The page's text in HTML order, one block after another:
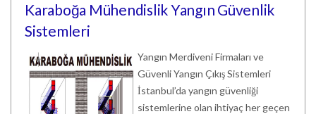
Karaboğa Mühendislik Yangın Güvenlik
Sistemleri
Yangın Merdiveni Firmaları ve
Güvenli Yangın Çıkış Sistemleri
İstanbul’da yangın güvenliği
sistemlerine olan ihtiyaç her geçen